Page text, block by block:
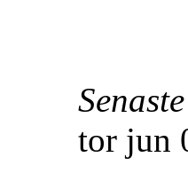
tor jun